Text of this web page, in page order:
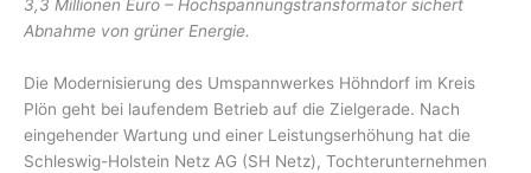
3,3 Millionen Euro – Hochspannungstransformator sichert
Abnahme von grüner Energie.
Die Modernisierung des Umspannwerkes Höhndorf im Kreis
Plön geht bei laufendem Betrieb auf die Zielgerade. Nach
eingehender Wartung und einer Leistungserhöhung hat die
Schleswig-Holstein Netz AG (SH Netz), Tochterunternehmen